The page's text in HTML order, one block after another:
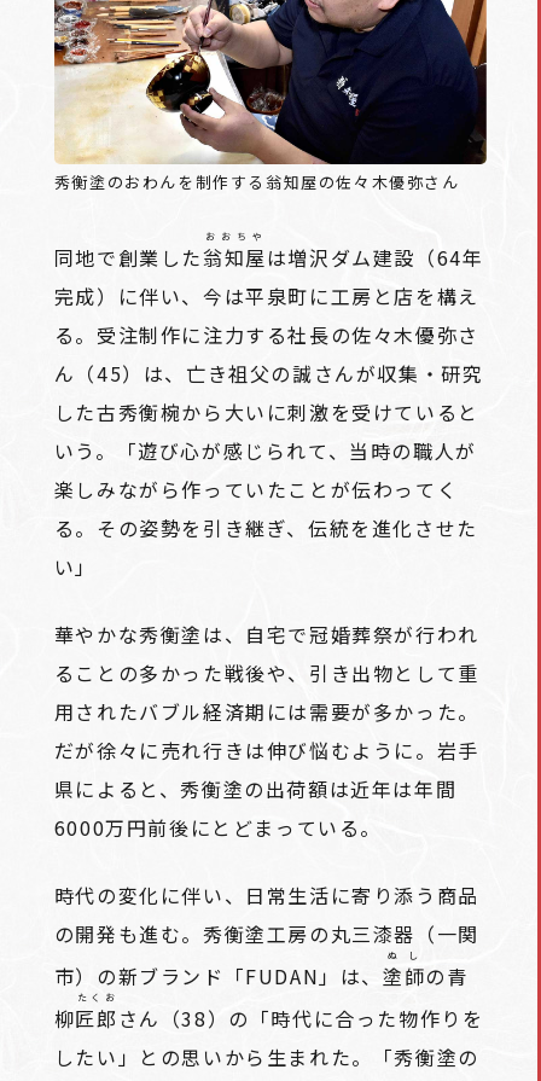
秀衡塗のおわんを制作する翁知屋の佐々木優弥さん
同地で創業した翁知屋
おおちや
は増沢ダム建設（64年
完成）に伴い、今は平泉町に工房と店を構え
る。受注制作に注力する社長の佐々木優弥さ
ん（45）は、亡き祖父の誠さんが収集・研究
した古秀衡椀から大いに刺激を受けていると
いう。「遊び心が感じられて、当時の職人が
楽しみながら作っていたことが伝わってく
る。その姿勢を引き継ぎ、伝統を進化させた
い」
華やかな秀衡塗は、自宅で冠婚葬祭が行われ
ることの多かった戦後や、引き出物として重
用されたバブル経済期には需要が多かった。
だが徐々に売れ行きは伸び悩むように。岩手
県によると、秀衡塗の出荷額は近年は年間
6000万円前後にとどまっている。
時代の変化に伴い、日常生活に寄り添う商品
の開発も進む。秀衡塗工房の丸三漆器（一関
市）の新ブランド「FUDAN」は、 塗師
ぬし
の青
柳匠郎
たくお
さん（38）の「時代に合った物作りを
したい」との思いから生まれた。「秀衡塗の